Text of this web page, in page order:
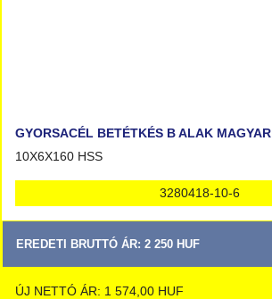
GYORSACÉL BETÉTKÉS B ALAK MAGYAR
10X6X160 HSS
3280418-10-6
EREDETI BRUTTÓ ÁR: 2 250 HUF
ÚJ NETTÓ ÁR: 1 574,00 HUF